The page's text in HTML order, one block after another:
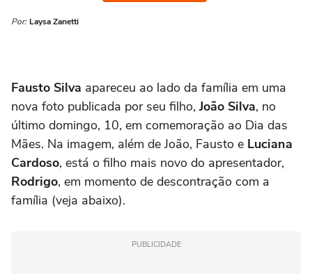
Por: Laysa Zanetti
Fausto Silva apareceu ao lado da família em uma
nova foto publicada por seu filho, João Silva, no
último domingo, 10, em comemoração ao Dia das
Mães. Na imagem, além de João, Fausto e Luciana
Cardoso, está o filho mais novo do apresentador,
Rodrigo, em momento de descontração com a
família (veja abaixo).
PUBLICIDADE